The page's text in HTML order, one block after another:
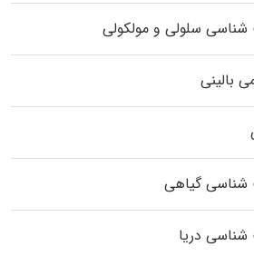
سلولی و مولکولی
بالینی
شناسی گیاهی
دریا